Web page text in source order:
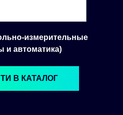
измерительные
и автоматика)
В КАТАЛОГ